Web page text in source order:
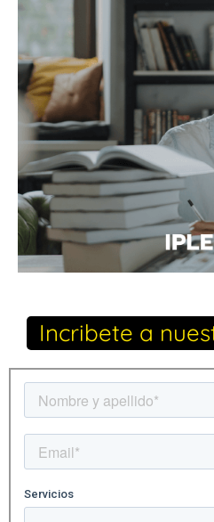
Incribete a